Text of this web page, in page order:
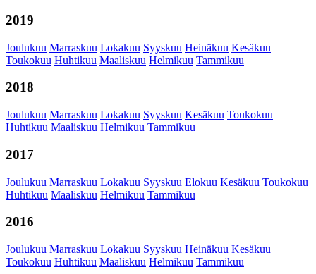
2019
Joulukuu Marraskuu Lokakuu Syyskuu Heinäkuu Kesäkuu
Toukokuu Huhtikuu Maaliskuu Helmikuu Tammikuu
2018
Joulukuu Marraskuu Lokakuu Syyskuu Kesäkuu Toukokuu
Huhtikuu Maaliskuu Helmikuu Tammikuu
2017
Joulukuu Marraskuu Lokakuu Syyskuu Elokuu Kesäkuu Toukokuu
Huhtikuu Maaliskuu Helmikuu Tammikuu
2016
Joulukuu Marraskuu Lokakuu Syyskuu Heinäkuu Kesäkuu
Toukokuu Huhtikuu Maaliskuu Helmikuu Tammikuu